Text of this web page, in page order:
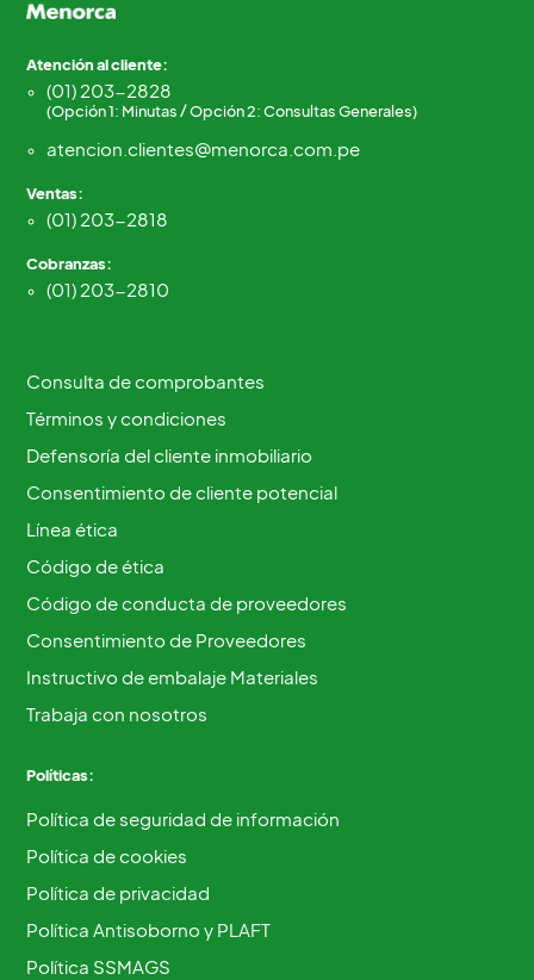
Atención al cliente:
(01) 203-2828
(Opción 1: Minutas / Opción 2: Consultas Generales)
atencion.clientes@menorca.com.pe
Ventas:
(01) 203-2818
Cobranzas:
(01) 203-2810
Consulta de comprobantes
Términos y condiciones
Defensoría del cliente inmobiliario
Consentimiento de cliente potencial
Línea ética
Código de ética
Código de conducta de proveedores
Consentimiento de Proveedores
Instructivo de embalaje Materiales
Trabaja con nosotros
Políticas:
Política de seguridad de información
Política de cookies
Política de privacidad
Política Antisoborno y PLAFT
Política SSMAGS